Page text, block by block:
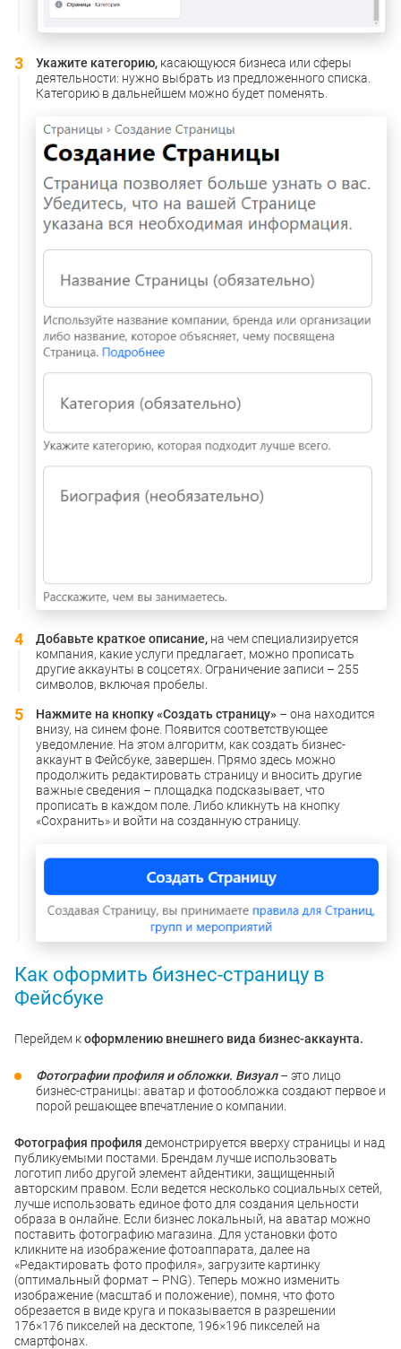
Укажите категорию, касающуюся бизнеса или сферы
деятельности: нужно выбрать из предложенного списка.
Категорию в дальнейшем можно будет поменять.
Добавьте краткое описание, на чем специализируется
компания, какие услуги предлагает, можно прописать
другие аккаунты в соцсетях. Ограничение записи – 255
символов, включая пробелы.
Нажмите на кнопку «Создать страницу» – она находится
внизу, на синем фоне. Появится соответствующее
уведомление. На этом алгоритм, как создать бизнес-
аккаунт в Фейсбуке, завершен. Прямо здесь можно
продолжить редактировать страницу и вносить другие
важные сведения – площадка подсказывает, что
прописать в каждом поле. Либо кликнуть на кнопку
«Сохранить» и войти на созданную страницу.
Как оформить бизнес-страницу в
Фейсбуке
Перейдем коформлению внешнего вида бизнес-аккаунта.
Фотографии профиля и обложки. Визуал– это лицо
бизнес-страницы: аватар и фотообложка создают первое и
порой решающее впечатление о компании.
Фотография профиля демонстрируется вверху страницы и над
публикуемыми постами. Брендам лучше использовать
логотип либо другой элемент айдентики, защищенный
авторским правом. Если ведется несколько социальных сетей,
лучше использовать единое фото для создания цельности
образа в онлайне. Если бизнес локальный, на аватар можно
поставить фотографию магазина. Для установки фото
кликните на изображение фотоаппарата, далее на
«Редактировать фото профиля», загрузите картинку
(оптимальный формат – PNG). Теперь можно изменить
изображение (масштаб и положение), помня, что фото
обрезается в виде круга и показывается в разрешении
176×176 пикселей на десктопе, 196×196 пикселей на
смартфонах.